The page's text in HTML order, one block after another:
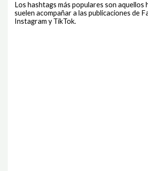
Los hashtags más populares son aquellos
suelen acompañar a las publicaciones de
Instagram y TikTok.